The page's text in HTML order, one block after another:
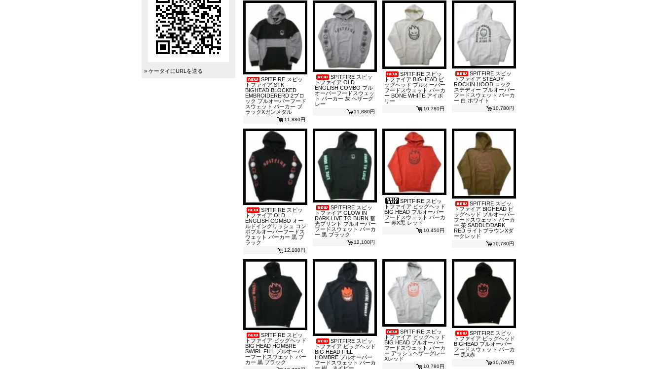
» ケータイにURLを送る
SPITFIRE スピッ
トファイア STK
BIGHEAD BLOCKED
EMBROIDERERD 2ブロ
ック プルオーバーフード
スウェット パーカー ブ
ラックXガンメタル
11,880円
SPITFIRE スピッ
トファイア OLD
ENGLISH COMBO プル
オーバーフードスウェッ
ト パーカー 灰 ヘザーグ
レー
11,880円
SPITFIRE スピッ
トファイア BIGHEAD ビ
ッグヘッド プルオーバー
フードスウェット パーカ
ー BONE WHITE アイボ
リー
10,780円
SPITFIRE スピッ
トファイア STEADY
ROCKIN HOOD ロック
ステディー プルオーバー
フードスウェット パーカ
ー 白 ホワイト
10,780円
SPITFIRE スピッ
トファイア OLD
ENGLISH COMBO オー
ルドイングリッシュ コン
ボプルオーバーフードス
ウェット パーカー 黒 ブ
ラック
12,100円
SPITFIRE スピッ
トファイア GLOW IN
DARK LIVE TO BURN 蓄
光プリント プルオーバー
フードスウェット パーカ
ー 黒 ブラック
12,100円
SPITFIRE スピッ
トファイア ビッグヘッド
BIG HEAD プルオーバー
フードスウェット パーカ
ー 赤X黒 レッド
10,450円
SPITFIRE スピッ
トファイア BIGHEAD ビ
ッグヘッド プルオーバー
フードスウェット パーカ
ー 茶 SADDLE/DARK
RED ライトブラウンXダ
ークレッド
10,780円
SPITFIRE スピッ
トファイア ビッグヘッド
BIG HEAD HOMBRE
SWIRL FILL プルオーバ
ーフードスウェット パー
カー 黒 ブラック
SPITFIRE スピッ
トファイア ビッグヘッド
BIG HEAD FILL
HOMBRE プルオーバー
フードスウェット パーカ
SPITFIRE スピッ
トファイア ビッグヘッド
BIG HEAD プルオーバー
フードスウェット パーカ
ー アッシュヘザーグレー
Xレッド
10,780円
SPITFIRE スピッ
トファイア ビッグヘッド
BIGHEAD プルオーバー
フードスウェット パーカ
ー 黒X赤
10,780円